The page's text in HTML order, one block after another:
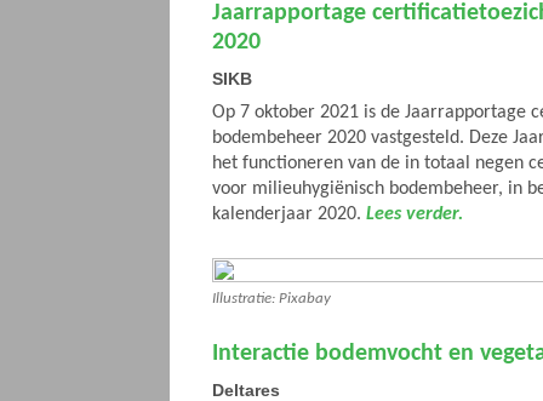
Jaarrapportage
2020
SIKB
Op 7 oktober 2021 is de Jaarrapportage
bodembeheer 2020 vastgesteld. Deze
het functioneren van de in totaal negen
voor milieuhygiënisch bodembeheer, in
kalenderjaar 2020. Lees verder.
Illustratie: Pixabay
Interactie bodemvocht en
Deltares